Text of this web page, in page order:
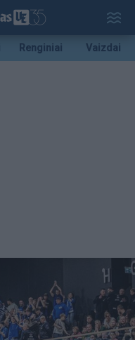
Renginiai Vaizdai